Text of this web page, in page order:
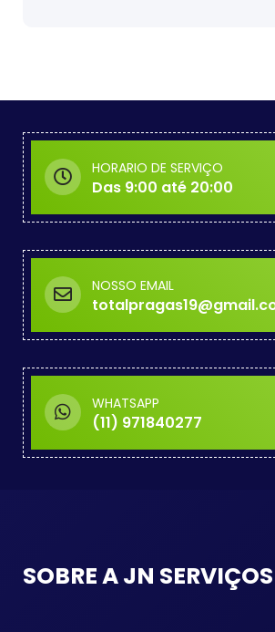
HORARIO DE SERVIÇO
Das 9:00 até 20:00
NOSSO EMAIL
WHATSAPP
(11) 971840277
SOBRE A JN SERVIÇOS